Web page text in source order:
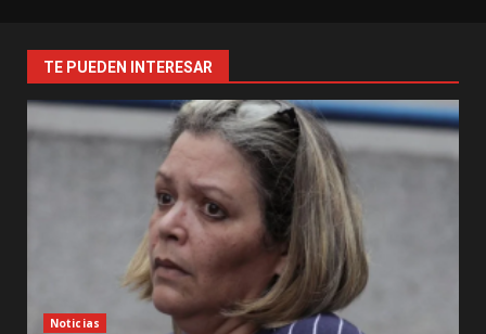
TE PUEDEN INTERESAR
Noticias